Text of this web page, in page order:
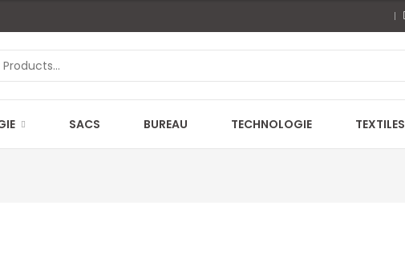
SACS BUREAU TECHNOLOGIE TEXTILES